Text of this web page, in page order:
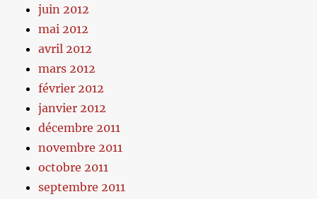
juin 2012
mai 2012
avril 2012
mars 2012
février 2012
janvier 2012
décembre 2011
novembre 2011
octobre 2011
septembre 2011